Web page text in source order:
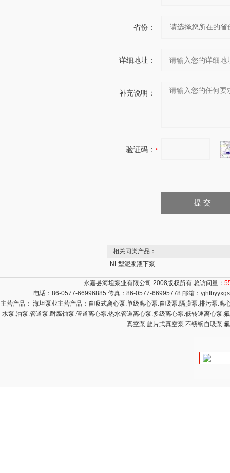
省份：
详细地址：
补充说明：
验证码：
相关同类产品：
NL型泥浆液下泵
永嘉县海坦泵业有限公司 2008版权所有 总访问量：
电话：86-0577-66996885 传真：86-0577-66995778 邮箱：
主营产品： 海坦泵业主营产品：自吸式离心泵.单级离心泵.自吸泵.隔膜泵.排污泵.
水泵.油泵.管道泵.耐腐蚀泵.管道离心泵.热水管道离心泵.多级离心泵.低转速离心泵
真空泵.旋片式真空泵.不锈钢自吸泵.